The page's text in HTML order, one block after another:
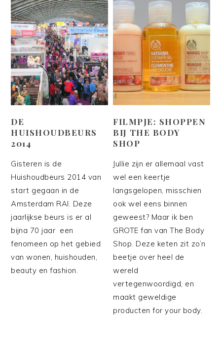
DE
HUISHOUDBEURS
2014
Gisteren is de
Huishoudbeurs 2014 van
start gegaan in de
Amsterdam RAI. Deze
jaarlijkse beurs is er al
bijna 70 jaar een
fenomeen op het gebied
van wonen, huishouden,
beauty en fashion.
FILMPJE: SHOPPEN
BIJ THE BODY
SHOP
Jullie zijn er allemaal vast
wel een keertje
langsgelopen, misschien
ook wel eens binnen
geweest? Maar ik ben
GROTE fan van The Body
Shop. Deze keten zit zo’n
beetje over heel de
wereld
vertegenwoordigd, en
maakt geweldige
producten for your body.